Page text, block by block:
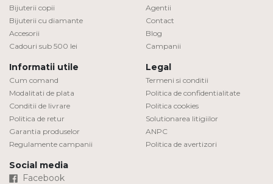
Bijuterii copii
Bijuterii cu diamante
Accesorii
Cadouri sub 500 lei
Agentii
Contact
Blog
Campanii
Informatii utile
Cum comand
Modalitati de plata
Conditii de livrare
Politica de retur
Garantia produselor
Regulamente campanii
Legal
Termeni si conditii
Politica de confidentialitate
Politica cookies
Solutionarea litigiilor
ANPC
Politica de avertizori
Social media
Facebook